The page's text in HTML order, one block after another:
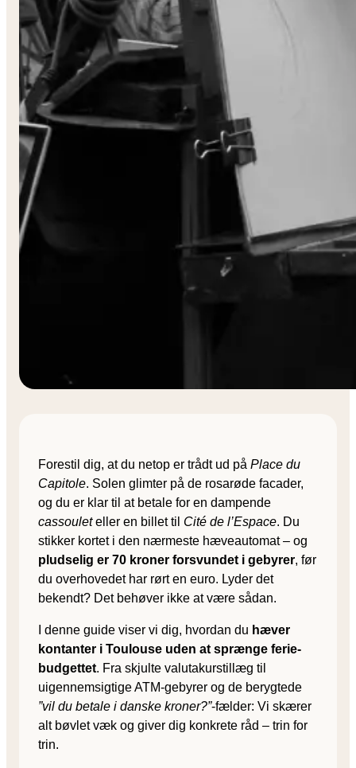
Forestil dig, at du netop er trådt ud på Place du
Capitole. Solen glimter på de rosarøde facader,
og du er klar til at betale for en dampende
cassouleteller en billet til Cité de l’Espace. Du
stikker kortet i den nærmeste hæveautomat – og
pludselig er 70 kroner forsvundet i gebyrer, før
du overhovedet har rørt en euro. Lyder det
bekendt? Det behøver ikke at være sådan.
I denne guide viser vi dig, hvordan du hæver
kontanter i Toulouse uden at sprænge ferie­
budgettet. Fra skjulte valutakurstillæg til
uigennemsigtige ATM-gebyrer og de berygtede
”vil du betale i danske kroner?”-fælder: Vi skærer
alt bøvlet væk og giver dig konkrete råd – trin for
trin.